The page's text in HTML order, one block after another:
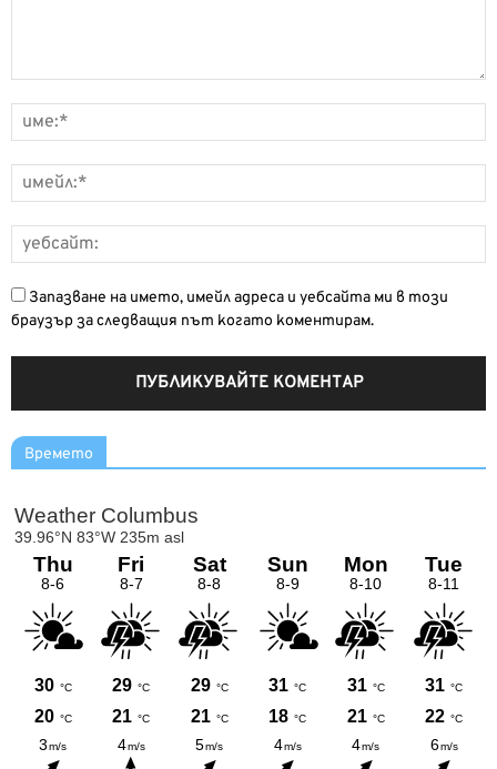
Запазване на името, имейл адреса и уебсайта ми в този
браузър за следващия път когато коментирам.
Времето